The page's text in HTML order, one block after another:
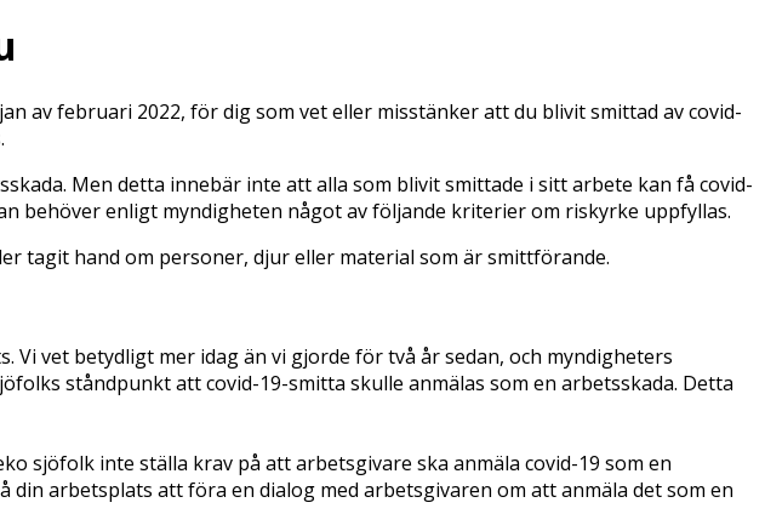
av februari 2022, för dig som vet eller misstänker att du blivit smittad av covid-
Men detta innebär inte att alla som blivit smittade i sitt arbete kan få covid-
behöver enligt myndigheten något av följande kriterier om riskyrke uppfyllas.
tagit hand om personer, djur eller material som är smittförande.
vet betydligt mer idag än vi gjorde för två år sedan, och myndigheters
ståndpunkt att covid-19-smitta skulle anmälas som en arbetsskada. Detta
sjöfolk inte ställa krav på att arbetsgivare ska anmäla covid-19 som en
arbetsplats att föra en dialog med arbetsgivaren om att anmäla det som en